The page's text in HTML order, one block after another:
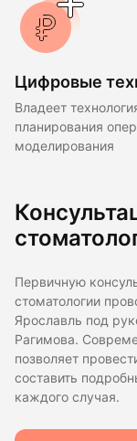
Цифровые
Владеет
планирования
моделирования
Первичную
стоматологии
Ярославль под
Рагимова.
позволяет
составить
каждого случая.